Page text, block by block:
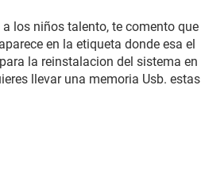
los niños talento, te comento que
en la etiqueta donde esa el
la reinstalacion del sistema en
llevar una memoria Usb. estas